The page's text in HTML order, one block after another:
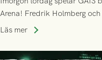
Arena! Fredrik Holmberg
trupp till matchen:
Läs mer